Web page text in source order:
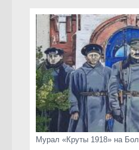
Мурал «Круты 1918» на